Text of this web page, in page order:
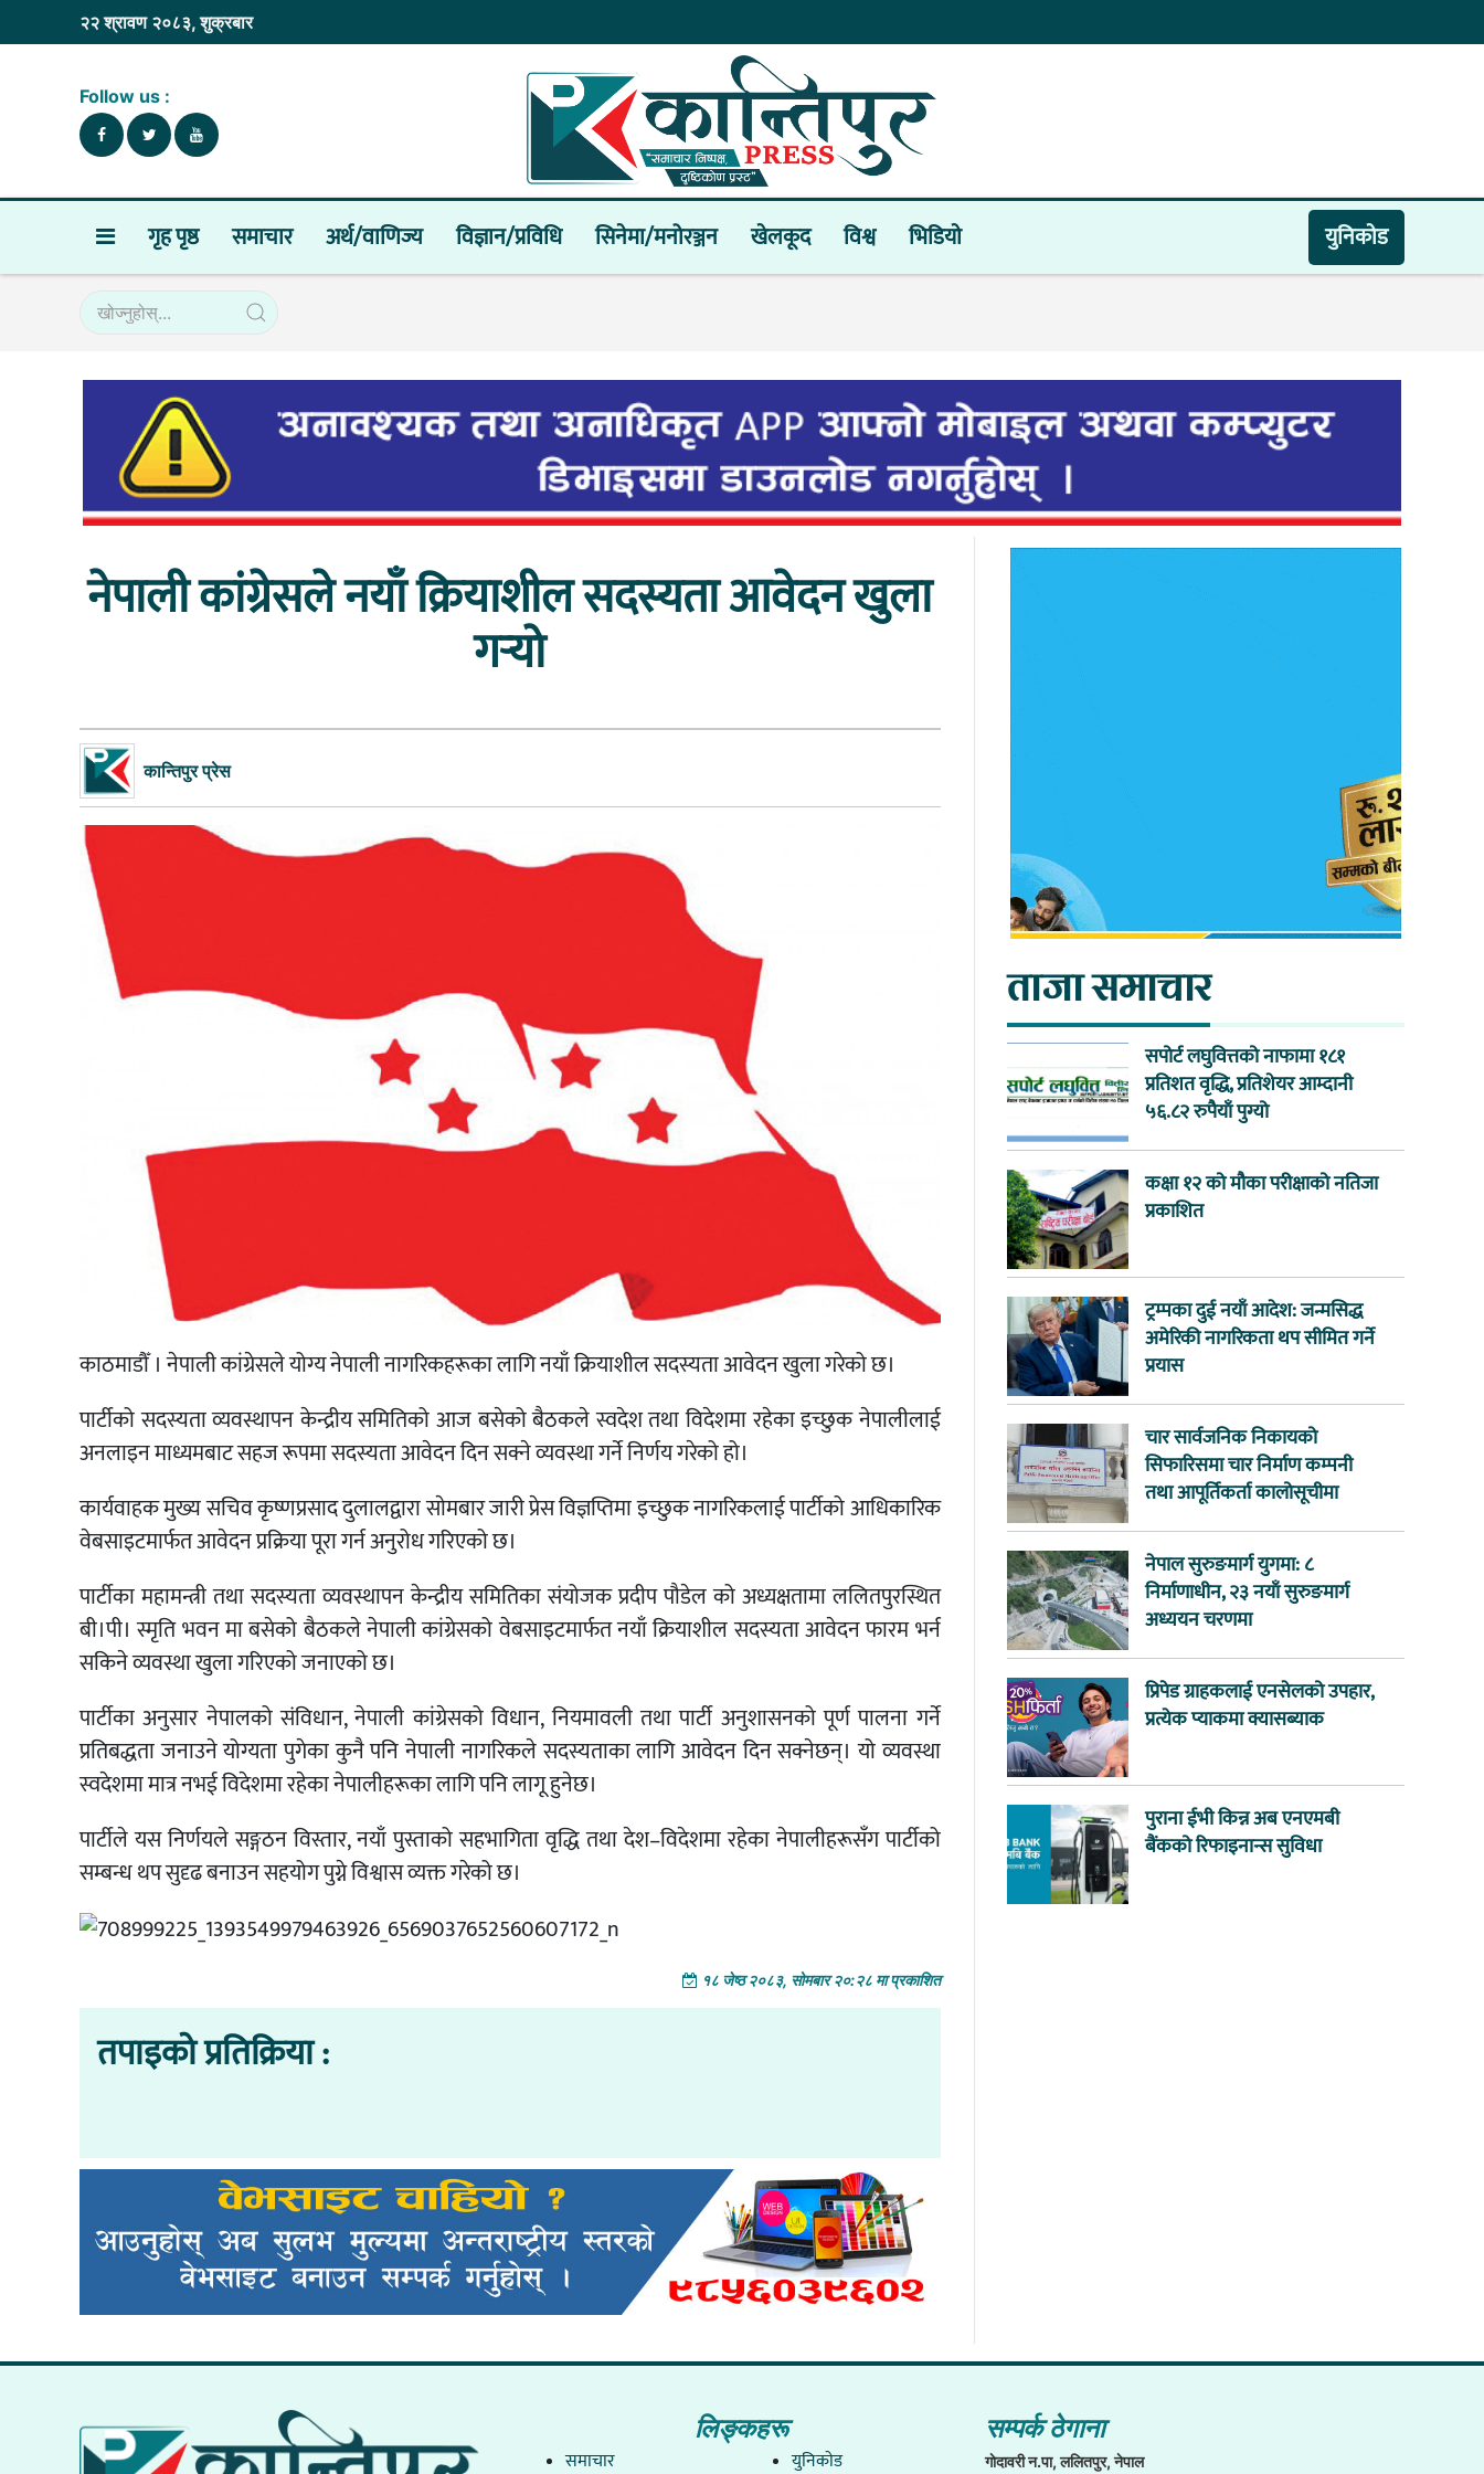
२२ श्रावण २०८३, शुक्रबार
Follow us :
गृह पृष्ठ समाचार अर्थ/वाणिज्य विज्ञान/प्रविधि सिनेमा/मनोरञ्जन खेलकूद विश्व भिडियाे युनिकाेड
नेपाली कांग्रेसले नयाँ क्रियाशील सदस्यता आवेदन खुला
गर्‍यो
कान्तिपुर प्रेस
काठमाडौँ । नेपाली कांग्रेसले योग्य नेपाली नागरिकहरूका लागि नयाँ क्रियाशील सदस्यता आवेदन खुला गरेको छ।
पार्टीको सदस्यता व्यवस्थापन केन्द्रीय समितिको आज बसेको बैठकले स्वदेश तथा विदेशमा रहेका इच्छुक नेपालीलाई
अनलाइन माध्यमबाट सहज रूपमा सदस्यता आवेदन दिन सक्ने व्यवस्था गर्ने निर्णय गरेको हो।
कार्यवाहक मुख्य सचिव कृष्णप्रसाद दुलालद्वारा साेमबार जारी प्रेस विज्ञप्तिमा इच्छुक नागरिकलाई पार्टीको आधिकारिक
वेबसाइटमार्फत आवेदन प्रक्रिया पूरा गर्न अनुरोध गरिएको छ।
पार्टीका महामन्त्री तथा सदस्यता व्यवस्थापन केन्द्रीय समितिका संयोजक प्रदीप पौडेल को अध्यक्षतामा ललितपुरस्थित
बी।पी। स्मृति भवन मा बसेको बैठकले नेपाली कांग्रेसको वेबसाइटमार्फत नयाँ क्रियाशील सदस्यता आवेदन फारम भर्न
सकिने व्यवस्था खुला गरिएको जनाएको छ।
पार्टीका अनुसार नेपालको संविधान, नेपाली कांग्रेसको विधान, नियमावली तथा पार्टी अनुशासनको पूर्ण पालना गर्ने
प्रतिबद्धता जनाउने योग्यता पुगेका कुनै पनि नेपाली नागरिकले सदस्यताका लागि आवेदन दिन सक्नेछन्। यो व्यवस्था
स्वदेशमा मात्र नभई विदेशमा रहेका नेपालीहरूका लागि पनि लागू हुनेछ।
पार्टीले यस निर्णयले सङ्गठन विस्तार, नयाँ पुस्ताको सहभागिता वृद्धि तथा देश–विदेशमा रहेका नेपालीहरूसँग पार्टीको
सम्बन्ध थप सुदृढ बनाउन सहयोग पुग्ने विश्वास व्यक्त गरेको छ।
१८ जेष्ठ २०८३, सोमबार २०:२८ मा प्रकाशित
तपाइको प्रतिक्रिया :
ताजा समाचार
सपोर्ट लघुवित्तको नाफामा १८१
प्रतिशत वृद्धि, प्रतिशेयर आम्दानी
५६.८२ रुपैयाँ पुग्यो
कक्षा १२ को मौका परीक्षाको नतिजा
प्रकाशित
ट्रम्पका दुई नयाँ आदेश: जन्मसिद्ध
अमेरिकी नागरिकता थप सीमित गर्ने
प्रयास
चार सार्वजनिक निकायको
सिफारिसमा चार निर्माण कम्पनी
तथा आपूर्तिकर्ता कालोसूचीमा
नेपाल सुरुङमार्ग युगमा: ८
निर्माणाधीन, २३ नयाँ सुरुङमार्ग
अध्ययन चरणमा
प्रिपेड ग्राहकलाई एनसेलको उपहार,
प्रत्येक प्याकमा क्यासब्याक
पुराना ईभी किन्न अब एनएमबी
बैंकको रिफाइनान्स सुविधा
लिङ्कहरू
समाचार युनिकाेड
सम्पर्क ठेगाना
गाेदावरी न.पा, ललितपुर, नेपाल